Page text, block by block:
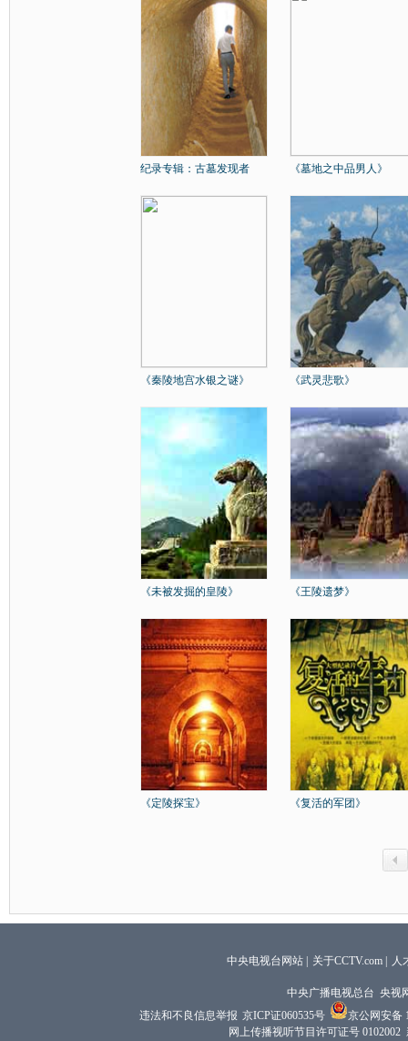
纪录专辑：古墓发现者 《墓地之中品男人》
《秦陵地宫水银之谜》 《武灵悲歌》
《未被发掘的皇陵》 《王陵遗梦》
《定陵探宝》 《复活的军团》
中央电视台网站 关于CCTV.com 人
中央广播电视总台 央视
违法和不良信息举报 京ICP证060535号
京公网安备
网上传播视听节目许可证号 0102002